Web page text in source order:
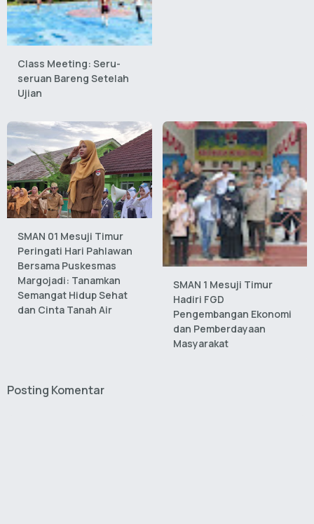
Class Meeting: Seru-
seruan Bareng Setelah
Ujian
SMAN 01 Mesuji Timur
Peringati Hari Pahlawan
Bersama Puskesmas
Margojadi: Tanamkan
Semangat Hidup Sehat
dan Cinta Tanah Air
SMAN 1 Mesuji Timur
Hadiri FGD
Pengembangan Ekonomi
dan Pemberdayaan
Masyarakat
Posting Komentar